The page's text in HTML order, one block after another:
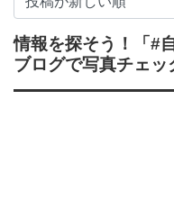
情報を探そう！ 「#
ブログで写真チェッ